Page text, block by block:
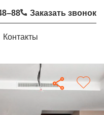
Заказать звонок
Контакты